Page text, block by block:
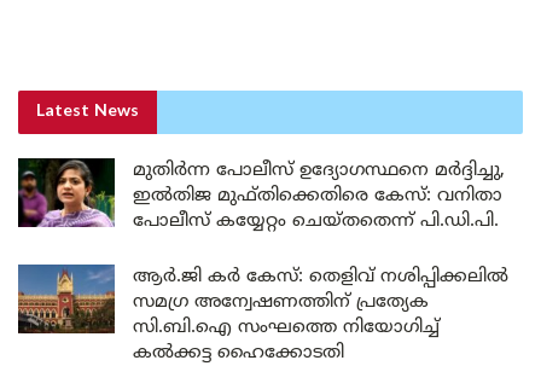
Latest News
മുതിർന്ന പോലീസ് ഉദ്യോഗസ്ഥനെ മർദ്ദിച്ചു,
ഇൽതിജ മുഫ്തിക്കെതിരെ കേസ്: വനിതാ
പോലീസ് കയ്യേറ്റം ചെയ്തതെന്ന് പി.ഡി.പി.
ആർ.ജി കർ കേസ്: തെളിവ് നശിപ്പിക്കലിൽ
സമഗ്ര അന്വേഷണത്തിന് പ്രത്യേക
സി.ബി.ഐ സംഘത്തെ നിയോഗിച്ച്
കൽക്കട്ട ഹൈക്കോടതി